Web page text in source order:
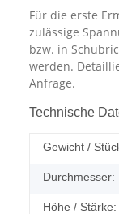
Für die erste
zulässige
bzw. in
werden.
Anfrage.
Technische
Gewicht /
Durchmesser:
Höhe / Stärke: